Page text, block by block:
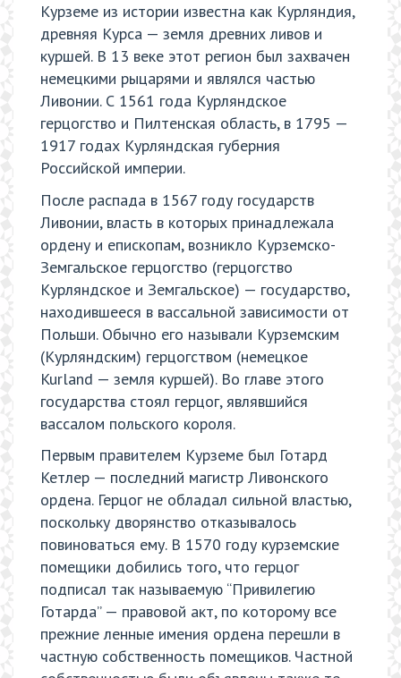
Курземе из истории известна как Курляндия,
древняя Курса — земля древних ливов и
куршей. В 13 веке этот регион был захвачен
немецкими рыцарями и являлся частью
Ливонии. С 1561 года Курляндское
герцогство и Пилтенская область, в 1795 —
1917 годах Курляндская губерния
Российской империи.
После распада в 1567 году государств
Ливонии, власть в которых принадлежала
ордену и епископам, возникло Курземско-
Земгальское герцогство (герцогство
Курляндское и Земгальское) — государство,
находившееся в вассальной зависимости от
Польши. Обычно его называли Курземским
(Курляндским) герцогством (немецкое
Kurland — земля куршей). Во главе этого
государства стоял герцог, являвшийся
вассалом польского короля.
Первым правителем Курземе был Готард
Кетлер — последний магистр Ливонского
ордена. Герцог не обладал сильной властью,
поскольку дворянство отказывалось
повиноваться ему. В 1570 году курземские
помещики добились того, что герцог
подписал так называемую “Привилегию
Готарда” — правовой акт, по которому все
прежние ленные имения ордена перешли в
частную собственность помещиков. Частной